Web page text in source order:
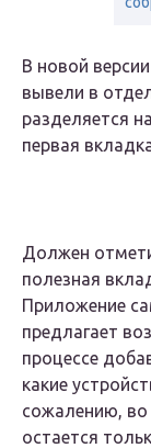
В новой
вывели в
разделяется
первая
Должен
полезная
Приложение
предлагает
процессе
какие
сожалению, во
остается